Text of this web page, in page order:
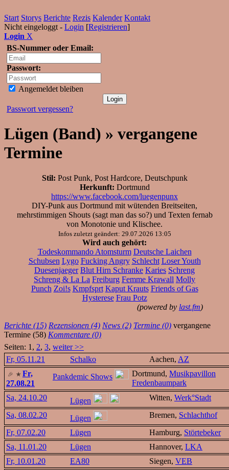
Start Storys Berichte Rezis Kalender Kontakt
Nicht eingeloggt - Login [Registrieren]
Login X
BS-Nummer oder Email:
Passwort:
Angemeldet bleiben
Passwort vergessen?
Lügen (Band) » vergangene
Termine
Stil: Post Punk, Post Hardcore, Deutschpunk
Herkunft: Dortmund
https://www.facebook.com/luegenpunx
DIY-Punk aus Dortmund mit wütenden Breitseiten,
mehrstimmigen Shouts (sagt man das so?) und Texten fernab
von Monotonie und Klischee.
Infos zuletzt geändert: 29.07.2026 13:05
Wird auch gehört:
Todeskommando Atomsturm Deutsche Laichen
Schubsen Lygo Fucking Angry Schlecht Loser Youth
Duesenjaeger Blut Hirn Schranke Karies Schreng
Schreng & La La Freiburg Femme Krawall Molly
Punch Zoi!s Kmpfsprt Kaput Krauts Friends of Gas
Hysterese Frau Potz
(powered by last.fm)
Berichte (15) Rezensionen (4) News (2) Termine (0) vergangene
Termine (58) Kommentare (0)
Seiten: 1, 2, 3, weiter >>
Fr, 05.11.21
Schalko Aachen, AZ
Fr,
27.08.21
Pankdemic Shows Dortmund, Musikpavillon
Fredenbaumpark
Sa, 24.10.20
Lügen Witten, Werk°Stadt
Sa, 08.02.20
Lügen Bremen, Schlachthof
Fr, 07.02.20
Lügen Hamburg, Störtebeker
Sa, 11.01.20
Lügen Hannover, LKA
Fr, 10.01.20
EA80 Siegen, VEB